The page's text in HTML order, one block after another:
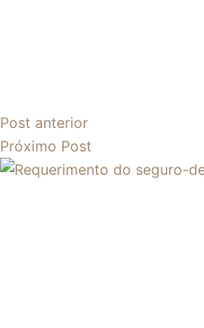
Post anterior
Próximo Post